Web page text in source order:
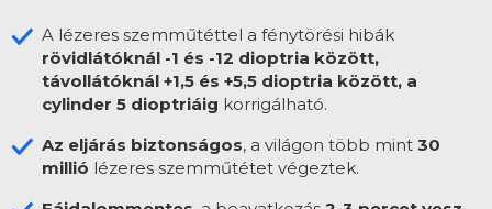
A lézeres szemműtéttel a fénytörési hibák
rövidlátóknál -1 és -12 dioptria között,
távollátóknál +1,5 és +5,5 dioptria között, a
cylinder 5 dioptriáig korrigálható.
Az eljárás biztonságos, a világon több mint 30
millió lézeres szemműtétet végeztek.